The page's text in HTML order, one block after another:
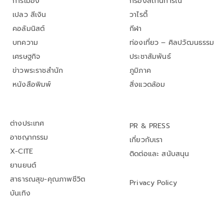
เปลว สีเงิน
คอลัมนิสต์
บทความ
เศรษฐกิจ
ข่าวพระราชสำนัก
หนังสือพิมพ์
วาไรตี้
กีฬา
ท่องเที่ยว – ศิลปวัฒนธรรม
ประชาสัมพันธ์
ภูมิภาค
สิ่งแวดล้อม
ต่างประเทศ
อาชญากรรม
X-CITE
ยานยนต์
สาธารณสุข-คุณภาพชีวิต
บันเทิง
PR & PRESS
เกี่ยวกับเรา
ติดต่อและ สนับสนุน
Privacy Policy